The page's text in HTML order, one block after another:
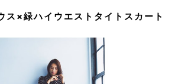
ス×緑ハイウエストタイトスカート